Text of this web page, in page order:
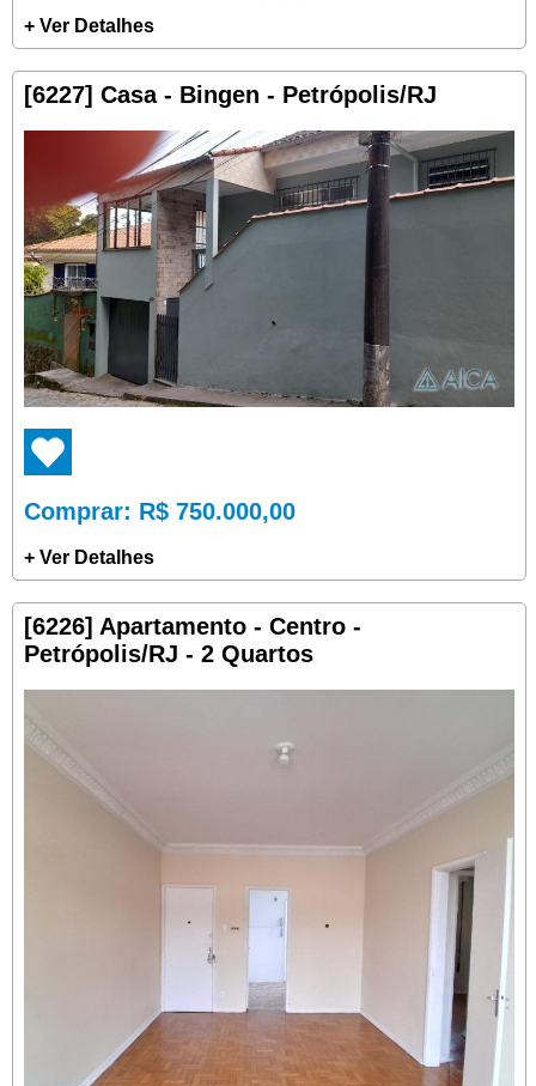
+ Ver Detalhes
[6227] Casa - Bingen - Petrópolis/RJ
Comprar: R$ 750.000,00
+ Ver Detalhes
[6226] Apartamento - Centro -
Petrópolis/RJ - 2 Quartos